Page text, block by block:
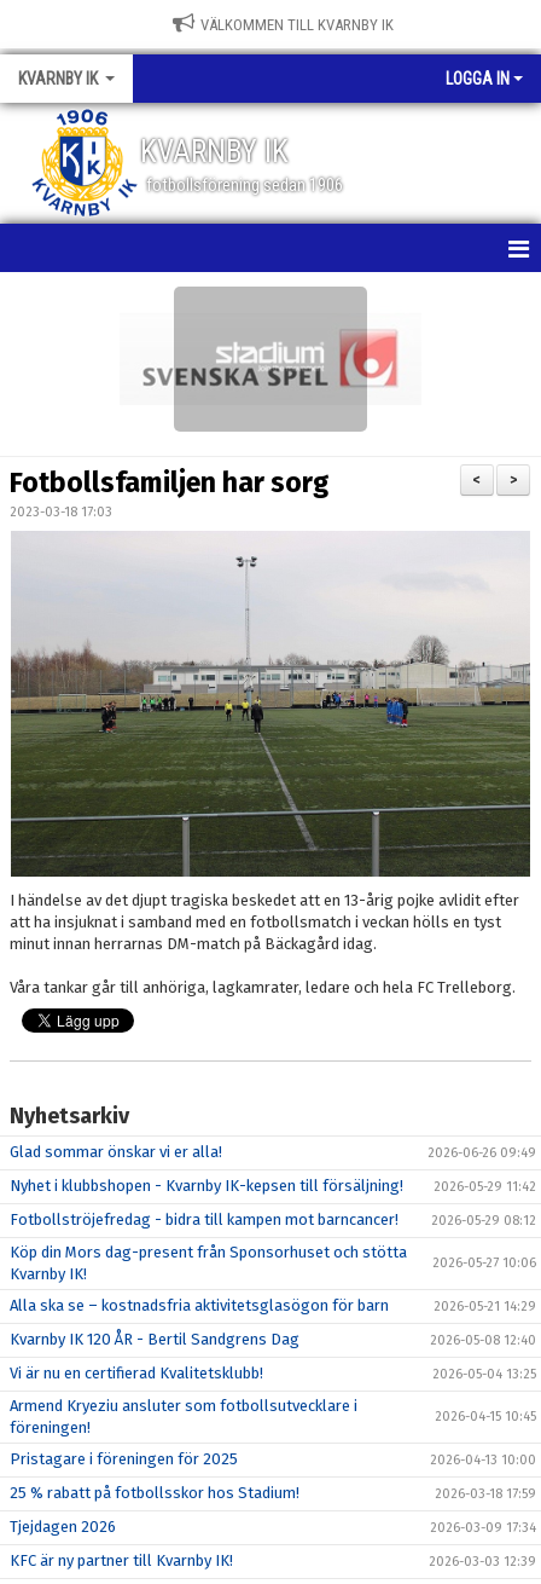
VÄLKOMMEN TILL KVARNBY IK
KVARNBY IK LOGGA IN
KVARNBY IK
fotbollsförening sedan 1906
BILDGALLERI
LEDARE
KONTAKT
>
<
Fotbollsfamiljen har sorg
2023-03-18 17:03
I händelse av det djupt tragiska beskedet att en 13-årig pojke avlidit efter
att ha insjuknat i samband med en fotbollsmatch i veckan hölls en tyst
minut innan herrarnas DM-match på Bäckagård idag.
Våra tankar går till anhöriga, lagkamrater, ledare och hela FC Trelleborg.
Nyhetsarkiv
Glad sommar önskar vi er alla! 2026-06-26 09:49
Nyhet i klubbshopen - Kvarnby IK-kepsen till försäljning! 2026-05-29 11:42
Fotbollströjefredag - bidra till kampen mot barncancer! 2026-05-29 08:12
Köp din Mors dag-present från Sponsorhuset och stötta
Kvarnby IK!
2026-05-27 10:06
Alla ska se – kostnadsfria aktivitetsglasögon för barn 2026-05-21 14:29
Kvarnby IK 120 ÅR - Bertil Sandgrens Dag 2026-05-08 12:40
Vi är nu en certifierad Kvalitetsklubb! 2026-05-04 13:25
Armend Kryeziu ansluter som fotbollsutvecklare i
föreningen!
2026-04-15 10:45
Pristagare i föreningen för 2025 2026-04-13 10:00
25 % rabatt på fotbollsskor hos Stadium! 2026-03-18 17:59
Tjejdagen 2026 2026-03-09 17:34
KFC är ny partner till Kvarnby IK! 2026-03-03 12:39